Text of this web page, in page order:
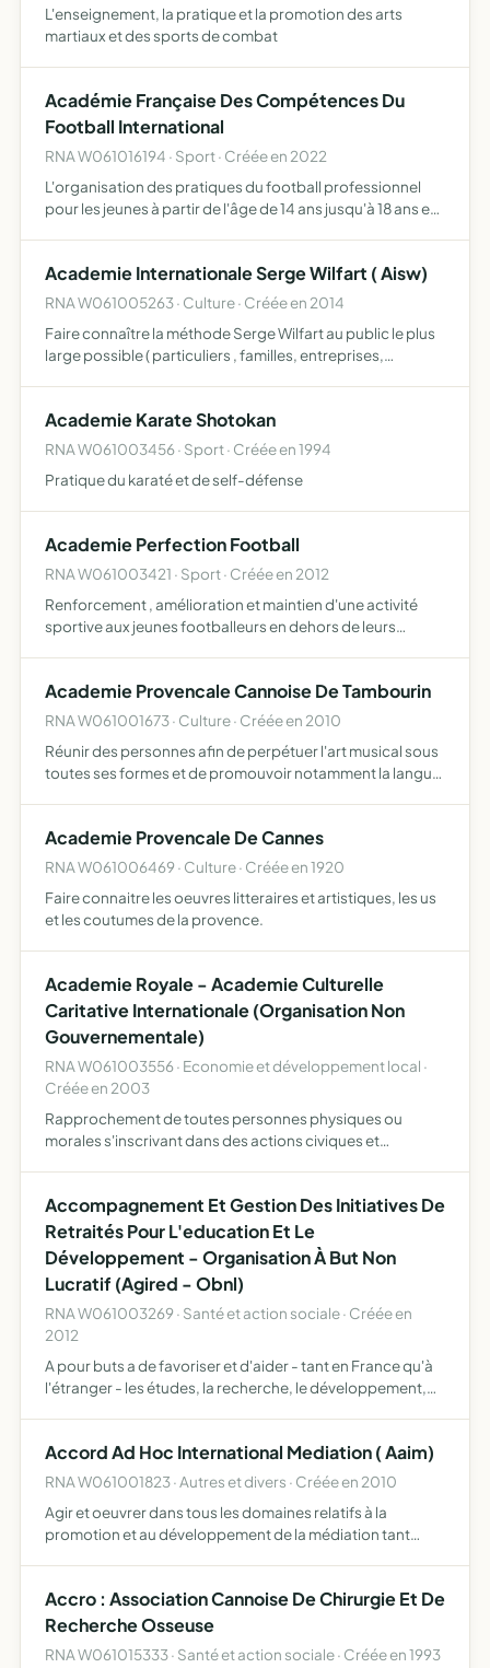
L'enseignement, la pratique et la promotion des arts
martiaux et des sports de combat
Académie Française Des Compétences Du
Football International
RNA W061016194 · Sport · Créée en 2022
L'organisation des pratiques du football professionnel
pour les jeunes à partir de l'âge de 14 ans jusqu'à 18 ans en
Academie Internationale Serge Wilfart ( Aisw)
RNA W061005263 · Culture · Créée en 2014
Faire connaître la méthode Serge Wilfart au public le plus
large possible ( particuliers , familles, entreprises,
Academie Karate Shotokan
RNA W061003456 · Sport · Créée en 1994
Pratique du karaté et de self-défense
Academie Perfection Football
RNA W061003421 · Sport · Créée en 2012
Renforcement , amélioration et maintien d'une activité
sportive aux jeunes footballeurs en dehors de leurs
Academie Provencale Cannoise De Tambourin
RNA W061001673 · Culture · Créée en 2010
Réunir des personnes afin de perpétuer l'art musical sous
toutes ses formes et de promouvoir notamment la langue,
Academie Provencale De Cannes
RNA W061006469 · Culture · Créée en 1920
Faire connaitre les oeuvres litteraires et artistiques, les us
et les coutumes de la provence.
Academie Royale - Academie Culturelle
Caritative Internationale (Organisation Non
Gouvernementale)
RNA W061003556 · Economie et développement local ·
Créée en 2003
Rapprochement de toutes personnes physiques ou
morales s'inscrivant dans des actions civiques et
France , dans le…
Accompagnement Et Gestion Des Initiatives De
Retraités Pour L'education Et Le
Développement - Organisation À But Non
Lucratif (Agired - Obnl)
RNA W061003269 · Santé et action sociale · Créée en
2012
A pour buts a de favoriser et d'aider - tant en France qu'à
l'étranger - les études, la recherche, le développement,
opération…
Accord Ad Hoc International Mediation ( Aaim)
RNA W061001823 · Autres et divers · Créée en 2010
Agir et oeuvrer dans tous les domaines relatifs à la
promotion et au développement de la médiation tant
leurs …
Accro : Association Cannoise De Chirurgie Et De
Recherche Osseuse
RNA W061015333 · Santé et action sociale · Créée en 1993